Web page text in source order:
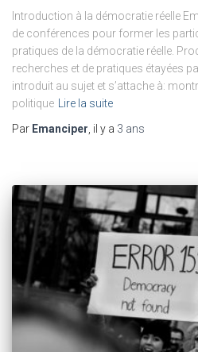
Introduction à la démocratie réelle
de conférences pour former les
pratiques de la démocratie réelle.
recherches et de pratiques étayées
introduit au sujet et s’attache à:
politique Lire la suite
Par Emanciper, il y a 3 ans